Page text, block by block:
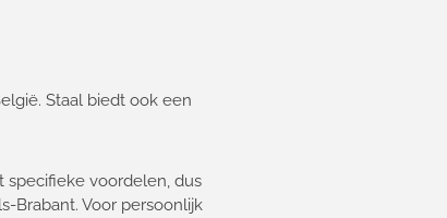
Staal biedt ook een
specifieke voordelen, dus
Brabant. Voor persoonlijk